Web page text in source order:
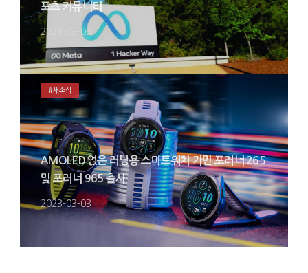
포츠 커뮤니티
2023-03-03
AMOLED 얹은 러닝용 스마트워치 가민 포러너 265
및 포러너 965 출시
2023-03-03
#새소식